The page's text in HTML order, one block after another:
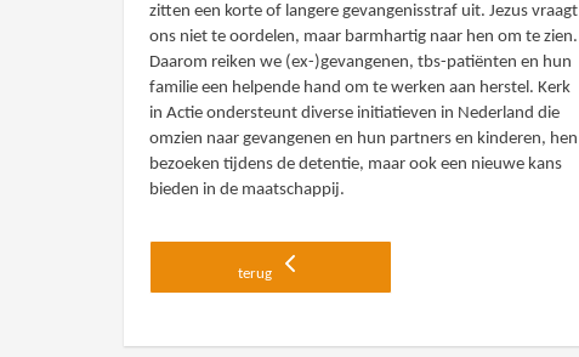
zitten een korte of langere gevangenisstraf uit. Jezus vraagt
ons niet te oordelen, maar barmhartig naar hen om te zien.
Daarom reiken we (ex-)gevangenen, tbs-patiënten en hun
familie een helpende hand om te werken aan herstel. Kerk
in Actie ondersteunt diverse initiatieven in Nederland die
omzien naar gevangenen en hun partners en kinderen, hen
bezoeken tijdens de detentie, maar ook een nieuwe kans
bieden in de maatschappij.
terug